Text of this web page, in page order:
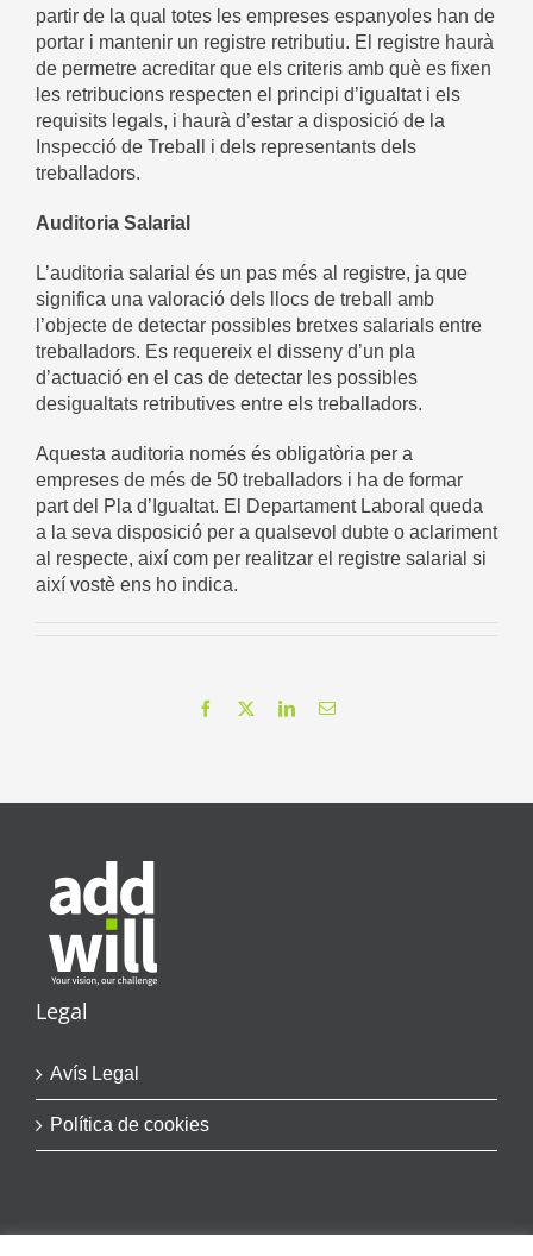
partir de la qual totes les empreses espanyoles han de
portar i mantenir un registre retributiu. El registre haurà
de permetre acreditar que els criteris amb què es fixen
les retribucions respecten el principi d’igualtat i els
requisits legals, i haurà d’estar a disposició de la
Inspecció de Treball i dels representants dels
treballadors.
Auditoria Salarial
L’auditoria salarial és un pas més al registre, ja que
significa una valoració dels llocs de treball amb
l’objecte de detectar possibles bretxes salarials entre
treballadors. Es requereix el disseny d’un pla
d’actuació en el cas de detectar les possibles
desigualtats retributives entre els treballadors.
Aquesta auditoria només és obligatòria per a
empreses de més de 50 treballadors i ha de formar
part del Pla d’Igualtat. El Departament Laboral queda
a la seva disposició per a qualsevol dubte o aclariment
al respecte, així com per realitzar el registre salarial si
així vostè ens ho indica.
Facebook LinkedInEmail
Legal
Avís Legal
Política de cookies